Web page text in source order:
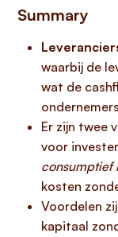
Summary
waarbij de
wat de
Er zijn twee
voor
consumptief
kosten
Voordelen
kapitaal